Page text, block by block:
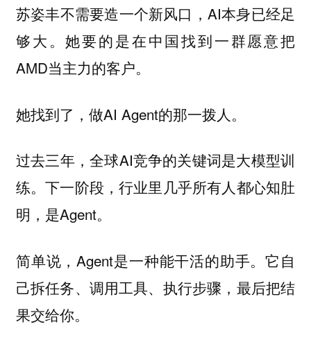
苏姿丰不需要造一个新风口，AI本身已经足
够大。她要的是在中国找到一群愿意把
AMD当主力的客户。
她找到了，做AI Agent的那一拨人。
过去三年，全球AI竞争的关键词是大模型训
练。下一阶段，行业里几乎所有人都心知肚
明，是Agent。
简单说，Agent是一种能干活的助手。它自
己拆任务、调用工具、执行步骤，最后把结
果交给你。